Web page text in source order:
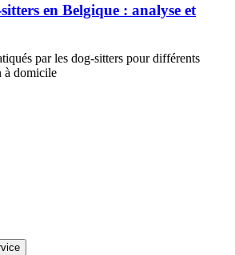
en Belgique : analyse et
par les dog-sitters pour différents
à domicile